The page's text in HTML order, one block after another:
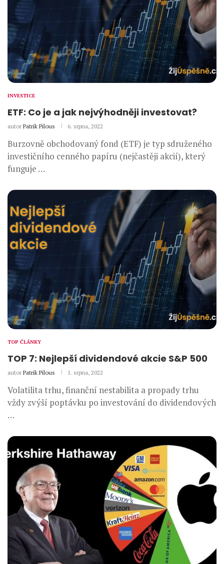
INVESTICE
ETF: Co je a jak nejvýhodněji investovat?
autor Patrik Pilous 6. srpna, 2022
Burzovně obchodovaný fond (ETF) je typ sdruženého
investičního cenného papíru (nejčastěji akcií), který
funguje …
TOP ČLÁNKY
TOP 7: Nejlepší dividendové akcie S&P 500
autor Patrik Pilous 1. srpna, 2022
Volatilita trhu, finanční nestabilita a propady trhu
vždy zvýší poptávku po investování do dividendových
…